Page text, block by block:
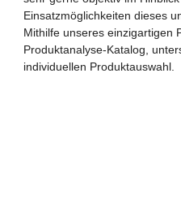
Einsatzmöglichkeiten dieses
Mithilfe unseres einzigartigen
Produktanalyse-Katalog,
individuellen Produktauswahl.